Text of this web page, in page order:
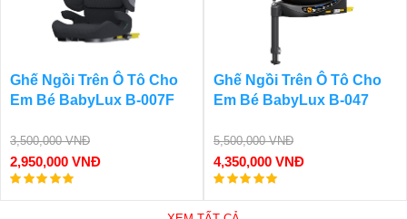
Ghế Ngồi Trên Ô Tô Cho
Em Bé BabyLux B-007F
3,500,000 VNĐ
2,950,000 VNĐ
Ghế Ngồi Trên Ô Tô Cho
Em Bé BabyLux B-047
5,500,000 VNĐ
4,350,000 VNĐ